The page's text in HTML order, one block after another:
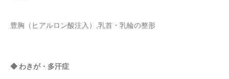
豊胸（ヒアルロン酸注入）,乳首・乳輪の整形
◆ わきが・多汗症